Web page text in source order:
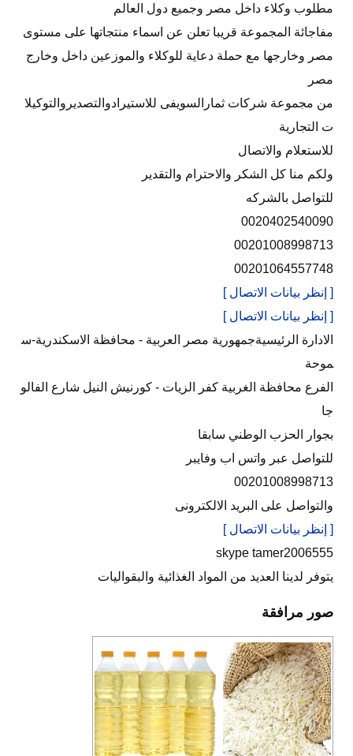
مطلوب وكلاء داخل مصر وجميع دول العالم
مفاجائة المجموعة قريبا تعلن عن اسماء منتجاتها على مستوى
مصر وخارجها مع حملة دعاية للوكلاء والموزعين داخل وخارج
مصر
من مجموعة شركات ثمارالسويفى للاستيرادوالتصديروالتوكيلا
ت التجارية
للاستعلام والاتصال
ولكم منا كل الشكر والاحترام والتقدير
للتواصل بالشركه
0020402540090
00201008998713
00201064557748
[ إنظر بيانات الاتصال ]
[ إنظر بيانات الاتصال ]
الادارة الرئيسيةجمهورية مصر العربية - محافظة الاسكندرية-س
موحة
الفرع محافظة الغربية كفر الزيات - كورنيش النيل شارع الفالو
جا
بجوار الحزب الوطني سابقا
للتواصل عبر واتس اب وفايبر
00201008998713
والتواصل على البريد الالكترونى
[ إنظر بيانات الاتصال ]
skype tamer2006555
يتوفر لدينا العديد من المواد الغذائية والبقواليات
صور مرافقة